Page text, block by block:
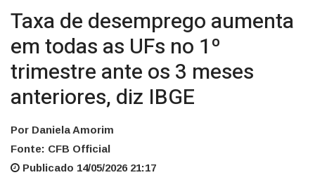
Taxa de desemprego aumenta
em todas as UFs no 1º
trimestre ante os 3 meses
anteriores, diz IBGE
Por Daniela Amorim
Fonte: CFB Official
Publicado 14/05/2026 21:17